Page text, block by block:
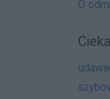
O